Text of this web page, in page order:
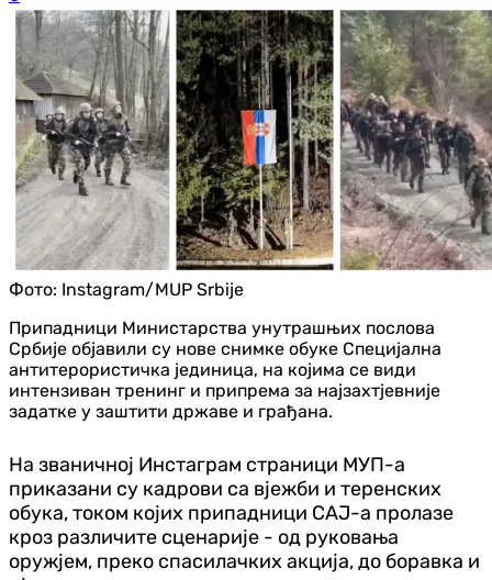
Фото: Instagram/MUP Srbije
Припадници Министарства унутрашњих послова
Србије објавили су нове снимке обуке Специјална
антитерористичка јединица, на којима се види
интензиван тренинг и припрема за најзахтјевније
задатке у заштити државе и грађана.
На званичној Инстаграм страници МУП-а
приказани су кадрови са вјежби и теренских
обука, током којих припадници САЈ-а пролазе
кроз различите сценарије - од руковања
оружјем, преко спасилачких акција, до боравка и